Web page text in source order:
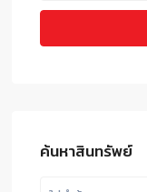
ค้นหาสินทรัพย์